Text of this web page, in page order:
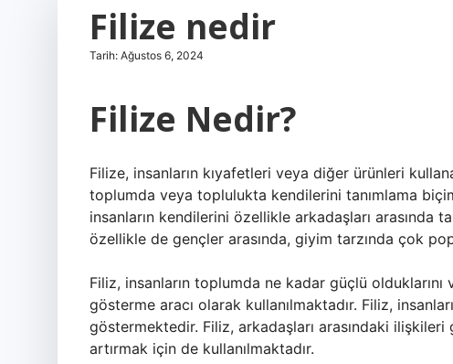
Filize nedir
Tarih: Ağustos 6, 2024
Filize Nedir?
Filize, insanların kıyafetleri veya diğer ürünleri
toplumda veya toplulukta kendilerini tanımlama
insanların kendilerini özellikle arkadaşları arasında
özellikle de gençler arasında, giyim tarzında çok
Filiz, insanların toplumda ne kadar güçlü
gösterme aracı olarak kullanılmaktadır. Filiz,
göstermektedir. Filiz, arkadaşları arasındaki
artırmak için de kullanılmaktadır.